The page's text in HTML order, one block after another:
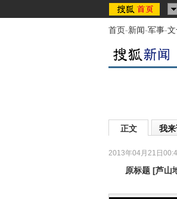
首页-新闻-军事-
正文 我
2013年04月21日
原标题 [芦山